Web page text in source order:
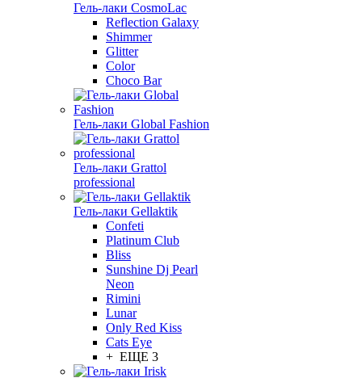
Гель-лаки CosmoLac
Reflection Galaxy
Shimmer
Glitter
Color
Choco Bar
Гель-лаки Global Fashion
Гель-лаки Grattol
professional
Гель-лаки Gellaktik
Confeti
Platinum Club
Bliss
Sunshine Dj Pearl
Neon
Rimini
Lunar
Only Red Kiss
Cats Eye
+ ЕЩЕ 3